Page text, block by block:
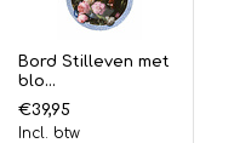
Bord Stilleven met
blo...
€39,95
Incl. btw